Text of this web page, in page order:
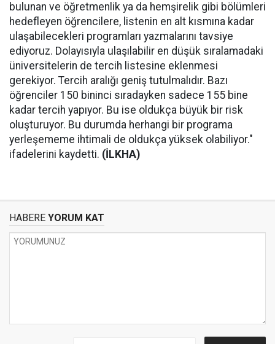
bulunan ve öğretmenlik ya da hemşirelik gibi bölümleri
hedefleyen öğrencilere, listenin en alt kısmına kadar
ulaşabilecekleri programları yazmalarını tavsiye
ediyoruz. Dolayısıyla ulaşılabilir en düşük sıralamadaki
üniversitelerin de tercih listesine eklenmesi
gerekiyor. Tercih aralığı geniş tutulmalıdır. Bazı
öğrenciler 150 bininci sıradayken sadece 155 bine
kadar tercih yapıyor. Bu ise oldukça büyük bir risk
oluşturuyor. Bu durumda herhangi bir programa
yerleşememe ihtimali de oldukça yüksek olabiliyor."
ifadelerini kaydetti. (İLKHA)
HABERE YORUM KAT